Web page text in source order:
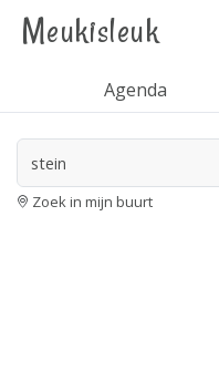
Meukisleuk
Agenda
Zoek in mijn buurt